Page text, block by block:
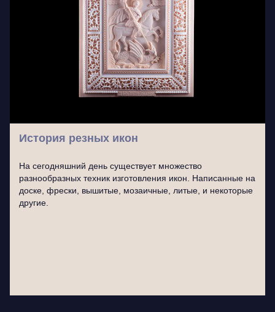
История резных икон
На сегодняшний день существует множество
разнообразных техник изготовления икон. Написанные на
доске, фрески, вышитые, мозаичные, литые, и некоторые
другие.